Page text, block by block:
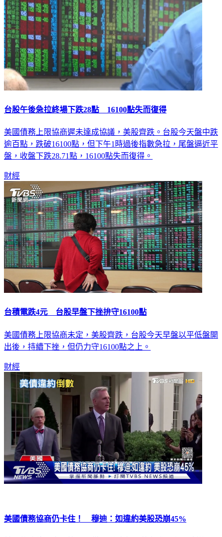
台股午後急拉終場下跌28點 16100點失而復得
美國債務上限協商遲未達成協議，美股齊跌。台股今天盤中跌
逾百點，跌破16100點，但下午1時過後指數急拉，尾盤逼近平
盤，收盤下跌28.71點，16100點失而復得。
財經
台積電跌4元 台股早盤下挫拚守16100點
美國債務上限協商未定，美股齊跌，台股今天早盤以平低盤開
出後，持續下挫，但仍力守16100點之上。
財經
美國債務協商仍卡住！ 穆迪：如違約美股恐崩45%